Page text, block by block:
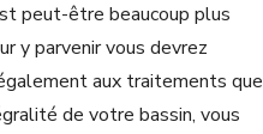
peut-être beaucoup plus
y parvenir vous devrez
aux traitements que
de votre bassin, vous